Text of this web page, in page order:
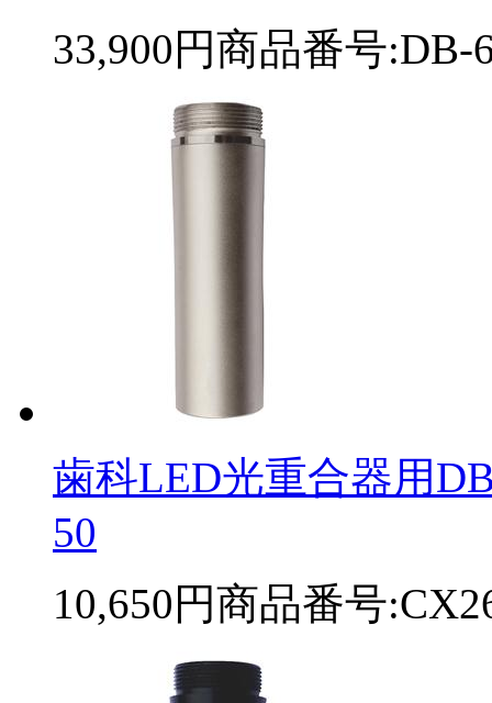
33,900円商品番号:DB-
歯科LED光重合器用
50
10,650円商品番号